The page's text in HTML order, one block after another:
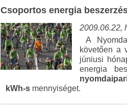
Csoportos energia
2009.06.22,
A
követően a
júniusi
energia
kWh-s mennyiséget.